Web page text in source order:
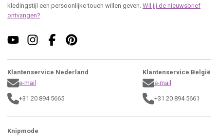
kledingstijl een persoonlijke touch willen geven. Wil jij de nieuwsbrief
ontvangen?
Klantenservice Nederland
e-mail
+31 20 894 5665
Klantenservice België
e-mail
+31 20 894 5661
Knipmode